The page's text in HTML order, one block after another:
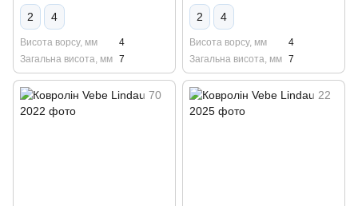
2 4
Висота ворсу, мм
4
Загальна висота, мм 7
2 4
Висота ворсу, мм
4
Загальна висота, мм 7